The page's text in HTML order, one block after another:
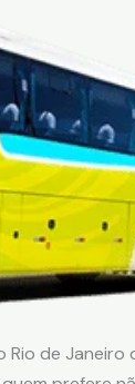
de Janeiro